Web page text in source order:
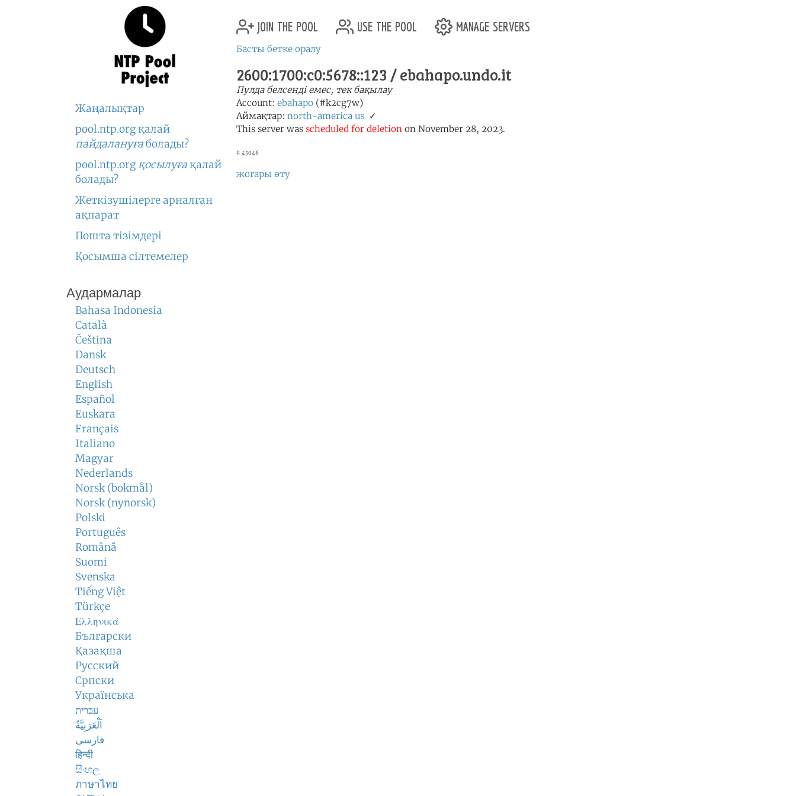
Жаңалықтар
pool.ntp.org қалай
пайдалануғаболады?
pool.ntp.org қосылуғақалай
болады?
Жеткізушілерге арналған
ақпарат
Пошта тізімдері
Қосымша сілтемелер
Аудармалар
Bahasa Indonesia
Català
Čeština
Dansk
Deutsch
English
Español
Euskara
Français
Italiano
Magyar
Nederlands
Norsk (bokmål)
Norsk (nynorsk)
Polski
Português
Română
Suomi
Svenska
Tiếng Việt
Türkçe
Ελληνικά
Български
Қазақша
Русский
Српски
Українська
עברית
اَلْعَرَبِيَّةُ
فارسی
हिन्दी
සිංහල
ภาษาไทย
join the pool use the pool manage servers
Басты бетке оралу
2600:1700:c0:5678::123 / ebahapo.undo.it
Пулда белсенді емес, тек бақылау
Account: ebahapo (#k2cg7w)
Аймақтар: north-america us ✓
This server was scheduled for deletion on November 28, 2023.
# 45046
жоғары өту